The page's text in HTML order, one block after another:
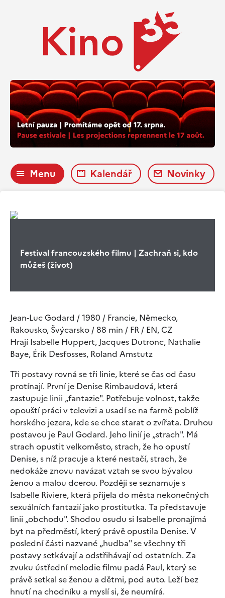
Menu Kalendář Novinky
Festival francouzského filmu | Zachraň si, kdo
můžeš (život)
Jean-Luc Godard / 1980 / Francie, Německo,
Rakousko, Švýcarsko / 88 min / FR / EN, CZ
Hrají Isabelle Huppert, Jacques Dutronc, Nathalie
Baye, Érik Desfosses, Roland Amstutz
Tři postavy rovná se tři linie, které se čas od času
protínají. První je Denise Rimbaudová, která
zastupuje linii „fantazie". Potřebuje volnost, takže
opouští práci v televizi a usadí se na farmě poblíž
horského jezera, kde se chce starat o zvířata. Druhou
postavou je Paul Godard. Jeho linií je „strach". Má
strach opustit velkoměsto, strach, že ho opustí
Denise, s níž pracuje a které nestačí, strach, že
nedokáže znovu navázat vztah se svou bývalou
ženou a malou dcerou. Později se seznamuje s
Isabelle Riviere, která přijela do města nekonečných
sexuálních fantazií jako prostitutka. Ta představuje
linii „obchodu". Shodou osudu si Isabelle pronajímá
byt na předměstí, který právě opustila Denise. V
poslední části nazvané „hudba" se všechny tři
postavy setkávají a odstřihávají od ostatních. Za
zvuku ústřední melodie filmu padá Paul, který se
právě setkal se ženou a dětmi, pod auto. Leží bez
hnutí na chodníku a myslí si, že neumírá.